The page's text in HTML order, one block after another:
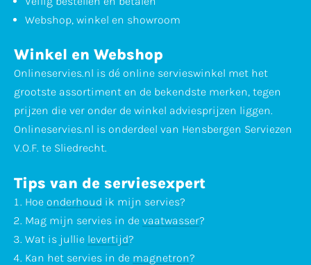
Webshop, winkel en showroom
Winkel en Webshop
Onlineservies.nl is dé online servieswinkel met het
grootste assortiment en de bekendste merken, tegen
prijzen die ver onder de winkel adviesprijzen liggen.
Onlineservies.nl is onderdeel van Hensbergen Serviezen
V.O.F. te Sliedrecht.
Tips van de serviesexpert
Hoe onderhoud ik mijn servies?
Mag mijn servies in de vaatwasser?
Wat is jullie levertijd?
Kan het servies in de magnetron?